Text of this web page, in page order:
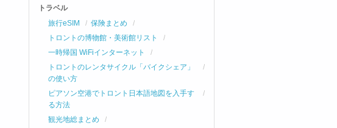
トラベル
旅行eSIM
保険まとめ
トロントの博物館・美術館リスト
一時帰国 WiFiインターネット
トロントのレンタサイクル「バイクシェア」
の使い方
ピアソン空港でトロント日本語地図を入手す
る方法
観光地総まとめ